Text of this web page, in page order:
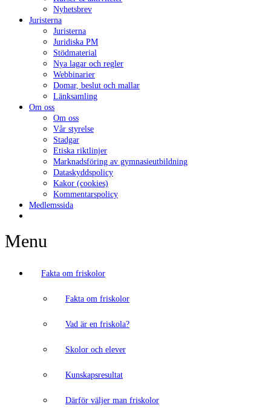
Nyhetsbrev
Juristerna
Juristerna
Juridiska PM
Stödmaterial
Nya lagar och regler
Webbinarier
Domar, beslut och mallar
Länksamling
Om oss
Om oss
Vår styrelse
Stadgar
Etiska riktlinjer
Marknadsföring av gymnasieutbildning
Dataskyddspolicy
Kakor (cookies)
Kommentarspolicy
Medlemssida
Menu
Fakta om friskolor
Fakta om friskolor
Vad är en friskola?
Skolor och elever
Kunskapsresultat
Därför väljer man friskolor